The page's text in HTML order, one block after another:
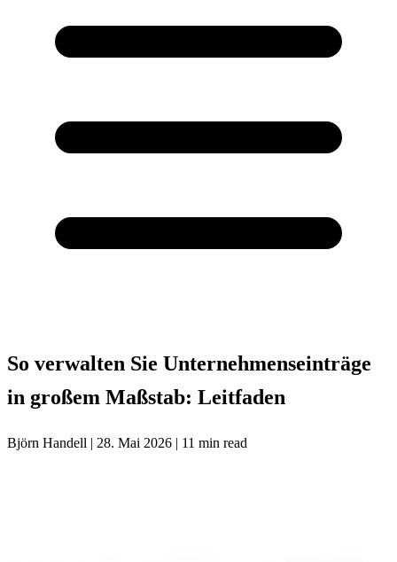
So verwalten Sie Unternehmenseinträge
in großem Maßstab: Leitfaden
Björn Handell | 28. Mai 2026 | 11 min read